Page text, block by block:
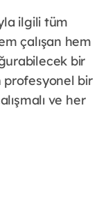
ilgili tüm
çalışan hem
bir
profesyonel bir
ve her